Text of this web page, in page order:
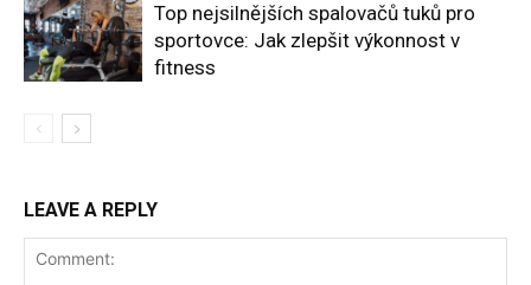
Top nejsilnějších spalovačů tuků pro
sportovce: Jak zlepšit výkonnost v
fitness
LEAVE A REPLY